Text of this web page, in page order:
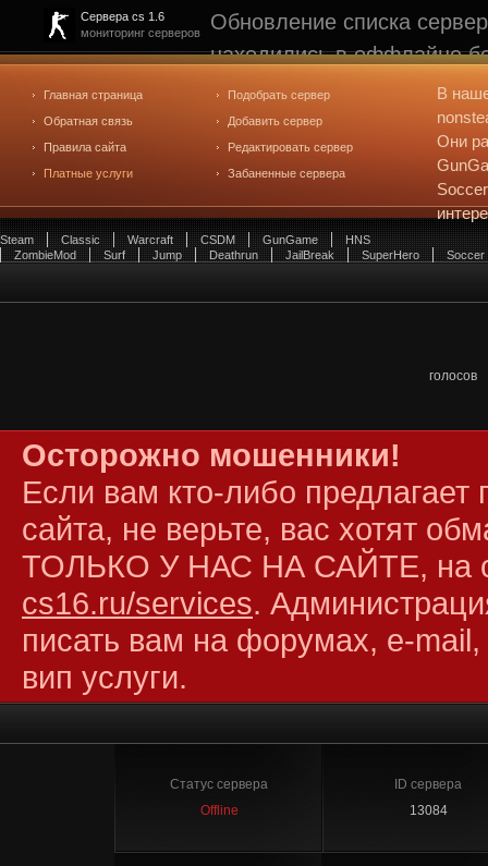
Сервера cs 1.6
мониторинг серверов
Обновление списка
находились в оффлайне
рейтинге не участвуют.
редактирования
.
Главная страница
Обратная связь
Правила сайта
Платные услуги
Подобрать сервер
Добавить сервер
Редактировать сервер
Забаненные сервера
В
Они
Steam Classic Warcraft CSDM GunGame
HNS
ZombieMod
Surf Jump Deathrun JailBreak SuperHero Soccer
голосов
Осторожно мошенники!
Если вам кто-либо
сайта, не верьте, вас хотят
ТОЛЬКО У НАС НА САЙТЕ, на
cs16.ru/services.
писать вам на форумах, e-mail,
вип услуги.
Статус сервера
Offline
ID сервера
13084